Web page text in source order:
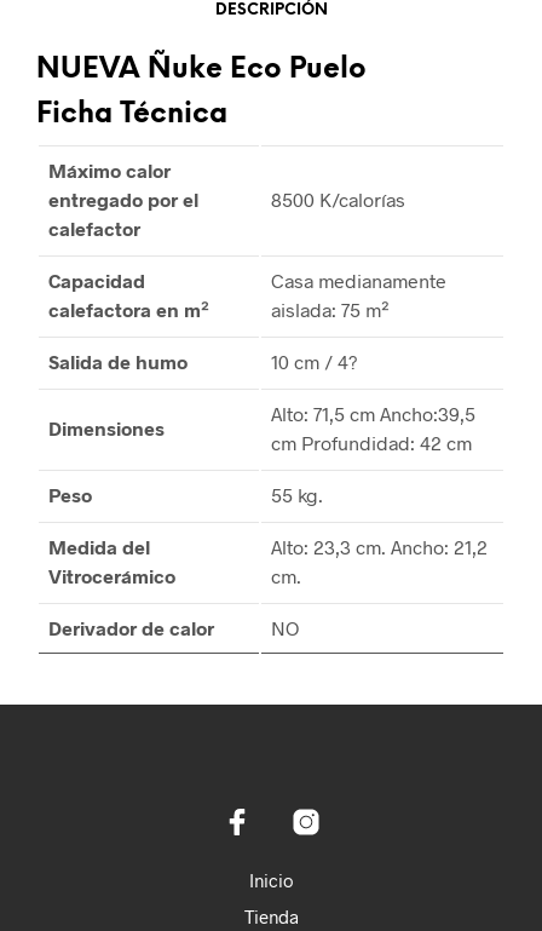
DESCRIPCIÓN
NUEVA Ñuke Eco Puelo
Ficha Técnica
Máximo calor
entregado por el
calefactor
8500 K/calorías
Capacidad
calefactora en m²
Casa medianamente
aislada: 75 m²
Salida de humo 10 cm / 4?
Dimensiones
Alto: 71,5 cm Ancho:39,5
cm Profundidad: 42 cm
Peso 55 kg.
Medida del
Vitrocerámico
Alto: 23,3 cm. Ancho: 21,2
cm.
Derivador de calor NO
Inicio
Tienda